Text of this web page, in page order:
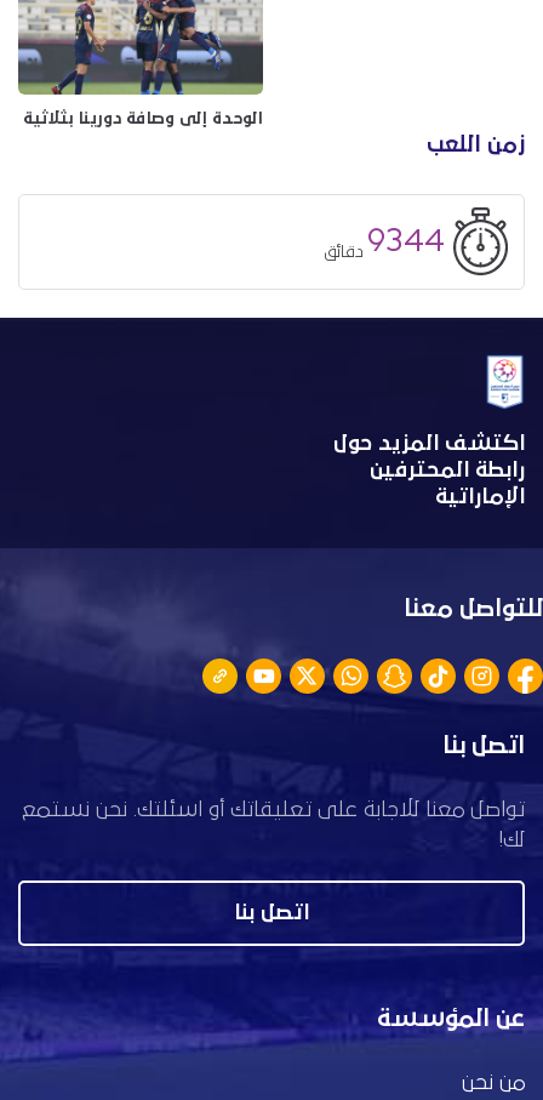
زمن اللعب
9344 دقائق
الوحدة إلى وصافة دورينا بثلاثية
اكتشف المزيد حول
رابطة المحترفين
الإماراتية
للتواصل معنا
اتصل بنا
تواصل معنا للاجابة على تعليقاتك أو اسئلتك. نحن نستمع
لك!
اتصل بنا
عن المؤسسة
من نحن